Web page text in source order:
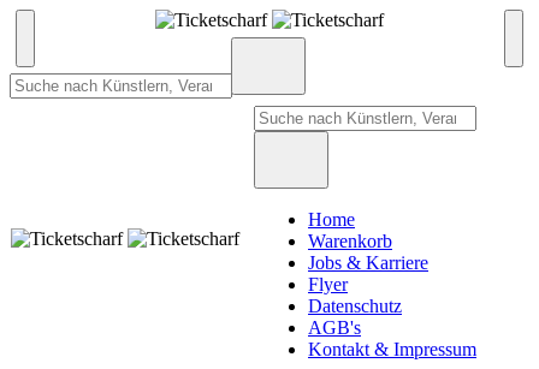
Home
Warenkorb
Jobs & Karriere
Flyer
Datenschutz
AGB's
Kontakt & Impressum